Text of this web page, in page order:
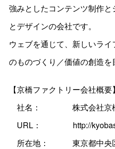
強みとしたコンテンツ制作
とデザインの会社です。
ウェブを通じて、新しいラ
のものづくり／価値の創造を
【京橋ファクトリー会社概要】
社名： 株式会社京橋
URL： http://
所在地： 東京都中央区